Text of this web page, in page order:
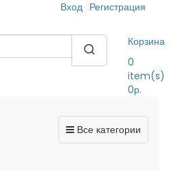
Вход Регистрация
Корзина
0
item(s)
0р.
Все категории